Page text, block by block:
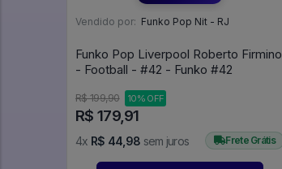
Vendido por: Funko Pop Nit - RJ
Funko Pop Liverpool Roberto Firmino
- Football - #42 - Funko #42
R$ 199,90 10% OFF
R$ 179,91
4x R$ 44,98 sem juros Frete Grátis